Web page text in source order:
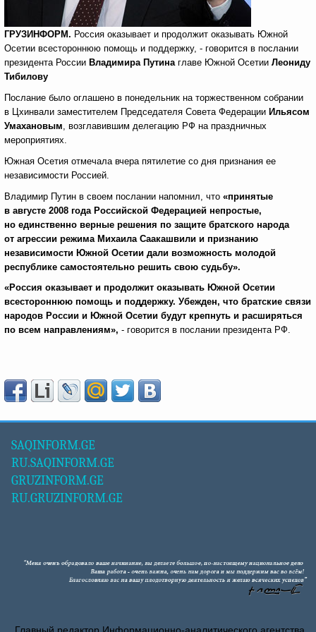
ГРУЗИНФОРМ. Россия оказывает и продолжит оказывать Южной
Осетии всестороннюю помощь и поддержку, - говорится в послании
президента России Владимира Путинаглаве Южной Осетии Леониду
Тибилову
Послание было оглашено в понедельник на торжественном собрании
в Цхинвали заместителем Председателя Совета Федерации Ильясом
Умахановым, возглавившим делегацию РФ на праздничных
мероприятиях.
Южная Осетия отмечала вчера пятилетие со дня признания ее
независимости Россией.
Владимир Путин в своем послании напомнил, что «принятые
в августе 2008 года Российской Федерацией непростые,
но единственно верные решения по защите братского народа
от агрессии режима Михаила Саакашвили и признанию
независимости Южной Осетии дали возможность молодой
республике самостоятельно решить свою судьбу».
«Россия оказывает и продолжит оказывать Южной Осетии
всестороннюю помощь и поддержку. Убежден, что братские связи
народов России и Южной Осетии будут крепнуть и расширяться
по всем направлениям», - говорится в послании президента РФ.
SAQINFORM.GE
RU.SAQINFORM.GE
GRUZINFORM.GE
RU.GRUZINFORM.GE
Главный редактор Информационно-аналитического агентства